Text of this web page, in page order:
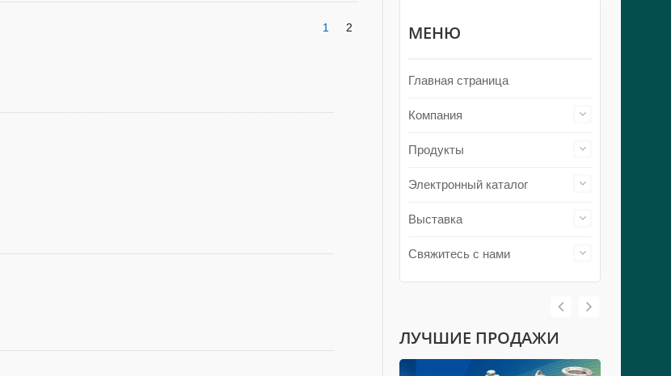
1 2 МЕНЮ
Главная страница
Компания
Продукты
Электронный каталог
Выставка
Свяжитесь с нами
ЛУЧШИЕ ПРОДАЖИ